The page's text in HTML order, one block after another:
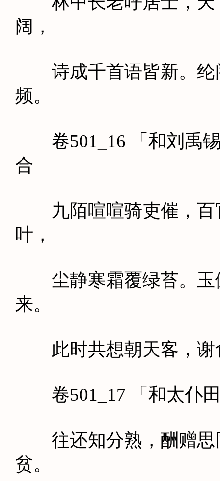
阔，
诗成千首语皆新。纶
频。
卷501_16 「和刘禹锡
合
九陌喧喧骑吏催，百
叶，
尘静寒霜覆绿苔。玉
来。
此时共想朝天客，谢
卷501_17 「和太仆田
往还知分熟，酬赠思
贫。